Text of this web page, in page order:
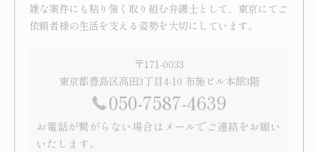
雑な案件にも粘り強く取り組む弁護士として、東京にてご
依頼者様の生活を支える姿勢を大切にしています。
〒171-0033
東京都豊島区高田3丁目4-10 布施ビル本館3階
050-7587-4639
お電話が繋がらない場合はメールでご連絡をお願い
いたします。